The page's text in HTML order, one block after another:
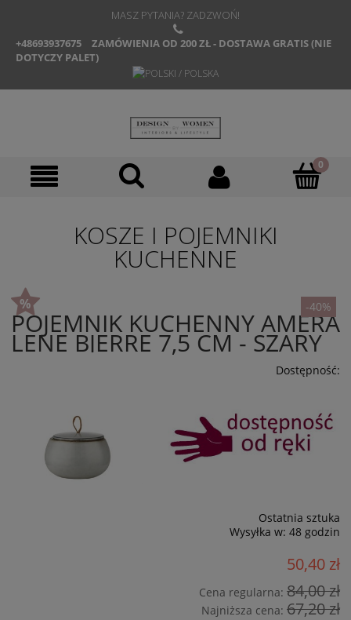
MASZ PYTANIA? ZADZWOŃ!
+48693937675
ZAMÓWIENIA OD 200 ZŁ - DOSTAWA GRATIS (NIE
DOTYCZY PALET)
KOSZE I POJEMNIKI
KUCHENNE
POJEMNIK KUCHENNY AMERA
LENE BJERRE 7,5 CM - SZARY
Dostępność:
Ostatnia sztuka
Wysyłka w: 48 godzin
50,40 zł
Cena regularna: 84,00 zł
Najniższa cena: 67,20 zł
-40%